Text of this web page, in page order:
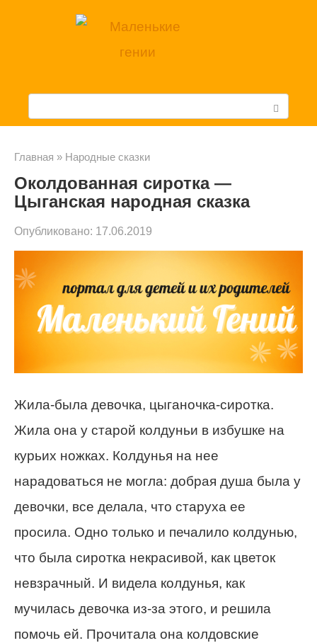
с
к
Главная » Народные сказки
Околдованная сиротка —
Цыганская народная сказка
Опубликовано: 17.06.2019
Жила-была девочка, цыганочка-сиротка.
Жила она у старой колдуньи в избушке на
курьих ножках. Колдунья на нее
нарадоваться не могла: добрая душа была у
девочки, все делала, что старуха ее
просила. Одно только и печалило колдунью,
что была сиротка некрасивой, как цветок
невзрачный. И видела колдунья, как
мучилась девочка из-за этого, и решила
помочь ей. Прочитала она колдовские